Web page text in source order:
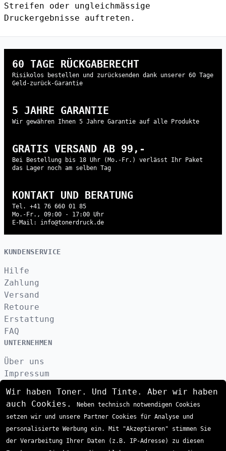
Streifen oder ungleichmässige
Druckergebnisse auftreten.
60 TAGE RÜCKGABERECHT
Risikolos bestellen und zurücksenden dank unserer 60 Tage
Geld-zurück-Garantie
5 JAHRE GARANTIE
Wir gewähren Ihnen 5 Jahre Garantie auf alle Produkte
GRATIS VERSAND AB 99,-
Bei Bestellung bis 18 Uhr (Mo.-Fr.) verlässt Ihr Paket
das Lager noch am selben Tag
KONTAKT UND BERATUNG
Tel. +41 76 660 01 85
Mo.-Fr., 09:00 - 17:00 Uhr
E-Mail: info@tonerdruck.de
KUNDENSERVICE
Hilfe
Zahlung
Versand
Retoure
Erstattung
FAQ
UNTERNEHMEN
Über uns
Impressum
Kontakt
AGB
VERSAND
Wir haben Toner. Und Tinte. Aber wir haben
auch Cookies.
Neben technisch notwendigen Cookies
setzen wir und unsere Partner Cookies für Analyse und
personalisierte Werbung ein. Mit "Akzeptieren" stimmen Sie
der Verarbeitung Ihrer Daten (z.B. IP-Adresse) zu diesen